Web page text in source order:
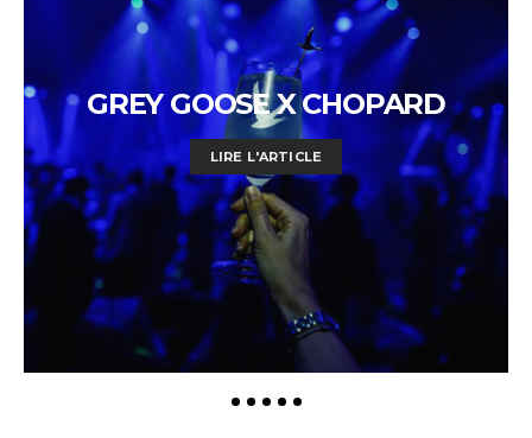
GREY GOOSE X CHOPARD
LIRE L'ARTICLE